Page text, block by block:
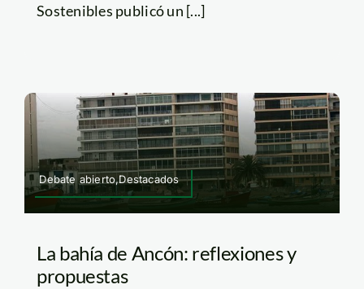
Sostenibles publicó un [...]
Debate abierto,Destacados
La bahía de Ancón: reflexiones y
propuestas